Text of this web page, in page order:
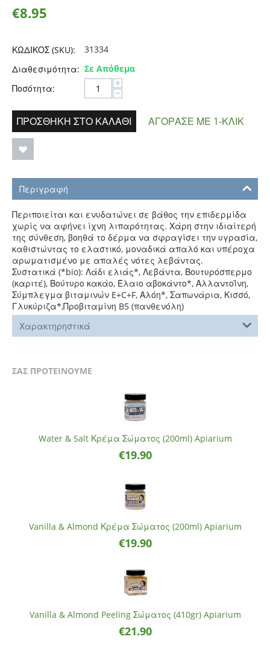
€8.95
ΚΩΔΙΚΟΣ (SKU):
31334
Διαθεσιμότητα: Σε Απόθεμα
Ποσότητα:
+
−
ΠΡΟΣΘΉΚΗ ΣΤΟ ΚΑΛΆΘΙ ΑΓΌΡΑΣΕ ΜΕ 1-ΚΛΙΚ
Περιγραφή
Περιποιείται και ενυδατώνει σε βάθος την επιδερμίδα
χωρίς να αφήνει ίχνη λιπαρότητας. Χάρη στην ιδιαίτερή
της σύνθεση, βοηθά το δέρμα να σφραγίσει την υγρασία,
καθιστώντας το ελαστικό, μοναδικά απαλό και υπέροχα
αρωματισμένο με απαλές νότες λεβάντας.
Συστατικά (*bio): Λάδι ελιάς*, Λεβάντα, Βουτυρόσπερμο
(καριτέ), Βούτυρο κακάο, Έλαιο αβοκάντο*, Αλλαντοΐνη,
Σύμπλεγμα βιταμινών E+C+F, Αλόη*, Σαπωνάρια, Κισσό,
Γλυκύριζα*,Προβιταμίνη B5 (πανθενόλη)
Χαρακτηρηστικά
ΣΑΣ ΠΡΟΤΕΙΝΟΥΜΕ
Water & Salt Κρέμα Σώματος (200ml) Apiarium
€19.90
Vanilla & Almond Κρέμα Σώματος (200ml) Apiarium
€19.90
Vanilla & Almond Peeling Σώματος (410gr) Apiarium
€21.90